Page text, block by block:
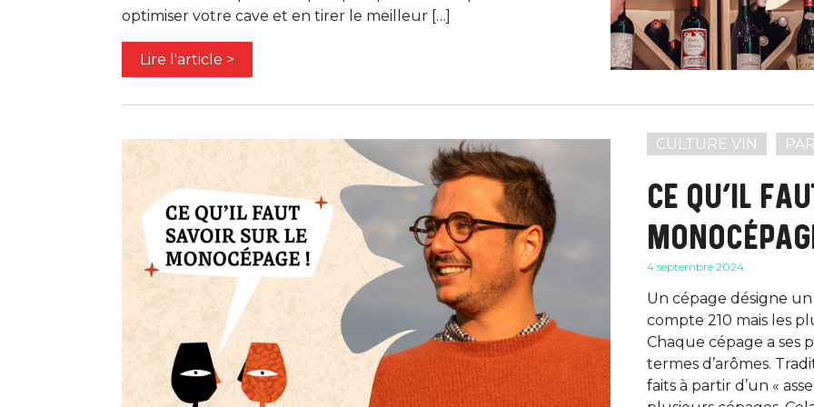
optimiser votre cave et en tirer le meilleur […]
Lire l'article >
CULTURE VIN
CE QU’IL
4 septembre 2024
Un cépage désigne
compte 210 mais les
Chaque cépage a ses
termes d’arômes.
faits à partir d’un «